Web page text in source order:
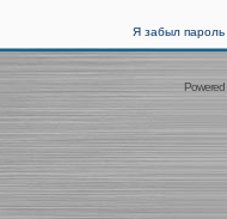
Я забыл пароль